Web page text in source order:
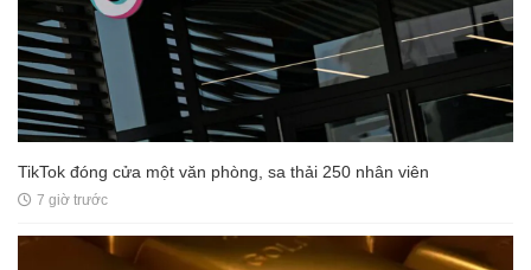
TikTok đóng cửa một văn phòng, sa thải 250 nhân viên
7 giờ trước